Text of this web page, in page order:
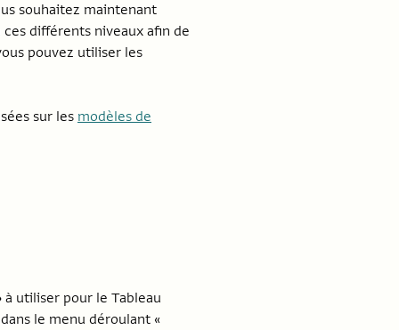
souhaitez maintenant
différents niveaux afin de
pouvez utiliser les
sur les modèles de
utiliser pour le Tableau
le menu déroulant «